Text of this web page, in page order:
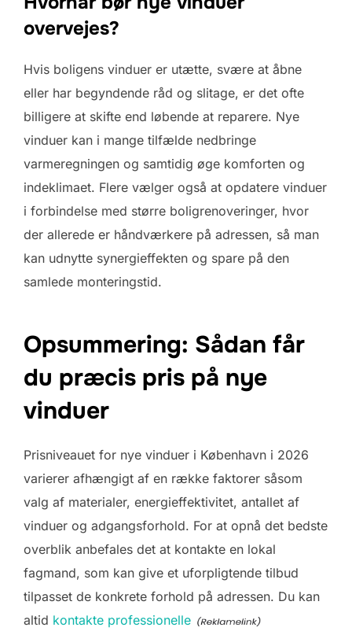
overvejes?
Hvis boligens vinduer er utætte, svære at åbne
eller har begyndende råd og slitage, er det ofte
billigere at skifte end løbende at reparere. Nye
vinduer kan i mange tilfælde nedbringe
varmeregningen og samtidig øge komforten og
indeklimaet. Flere vælger også at opdatere vinduer
i forbindelse med større boligrenoveringer, hvor
der allerede er håndværkere på adressen, så man
kan udnytte synergieffekten og spare på den
samlede monteringstid.
Opsummering: Sådan får
du præcis pris på nye
vinduer
Prisniveauet for nye vinduer i København i 2026
varierer afhængigt af en række faktorer såsom
valg af materialer, energieffektivitet, antallet af
vinduer og adgangsforhold. For at opnå det bedste
overblik anbefales det at kontakte en lokal
fagmand, som kan give et uforpligtende tilbud
tilpasset de konkrete forhold på adressen. Du kan
altid kontakte professionelle